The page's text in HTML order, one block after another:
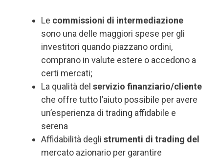
Le commissioni di intermediazione
sono una delle maggiori spese per gli
investitori quando piazzano ordini,
comprano in valute estere o accedono a
certi mercati;
La qualità del servizio finanziario/cliente
che offre tutto l’aiuto possibile per avere
un’esperienza di trading affidabile e
serena
Affidabilità degli strumenti di trading del
mercato azionario per garantire